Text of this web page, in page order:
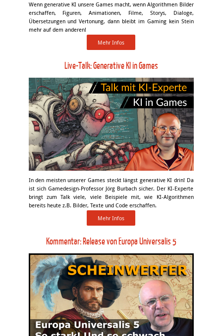
Wenn generative KI unsere Games macht, wenn Algorithmen Bilder
erschaffen, Figuren, Animationen, Filme, Storys, Dialoge,
Übersetzungen und Vertonung, dann bleibt im Gaming kein Stein
mehr auf dem anderen!
Mehr Infos
Live-Talk: Generative KI in Games
In den meisten unserer Games steckt längst generative KI drin! Da
ist sich Gamedesign-Professor Jörg Burbach sicher. Der KI-Experte
bringt zum Talk viele, viele Beispiele mit, wie KI-Algorithmen
bereits heute z.B. Bilder, Texte und Code erschaffen.
Mehr Infos
Kommentar: Release von Europa Universalis 5